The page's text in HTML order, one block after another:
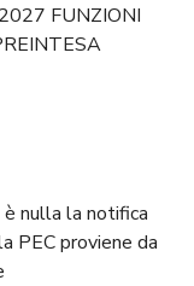
FUNZIONI
nulla la notifica
PEC proviene da